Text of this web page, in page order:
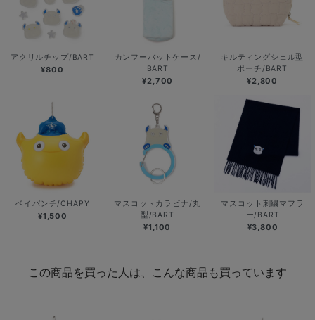
アクリルチップ/BART
¥800
カンフーバットケース/
BART
¥2,700
キルティングシェル型
ポーチ/BART
¥2,800
ベイパンチ/CHAPY
¥1,500
マスコットカラビナ/丸
型/BART
¥1,100
マスコット刺繍マフラ
ー/BART
¥3,800
この商品を買った人は、こんな商品も買っています